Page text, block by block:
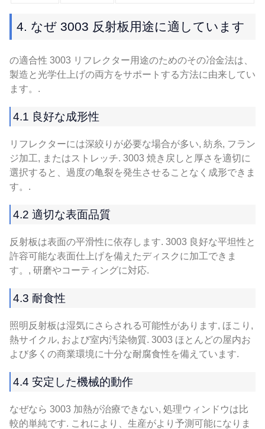
4. なぜ 3003 反射板用途に適しています
の適合性 3003 リフレクター用途のためのその冶金法は、
製造と光学仕上げの両方をサポートする方法に由来してい
ます。.
4.1 良好な成形性
リフレクターには深絞りが必要な場合が多い, 紡糸, フラン
ジ加工, またはストレッチ. 3003 焼き戻しと厚さを適切に
選択すると、過度の亀裂を発生させることなく成形できま
す。.
4.2 適切な表面品質
反射板は表面の平滑性に依存します. 3003 良好な平坦性と
許容可能な表面仕上げを備えたディスクに加工できま
す。, 研磨やコーティングに対応.
4.3 耐食性
照明反射板は湿気にさらされる可能性があります, ほこり,
熱サイクル, および室内汚染物質. 3003 ほとんどの屋内お
よび多くの商業環境に十分な耐腐食性を備えています.
4.4 安定した機械的動作
なぜなら 3003 加熱が治療できない, 処理ウィンドウは比
較的単純です. これにより、生産がより予測可能になりま